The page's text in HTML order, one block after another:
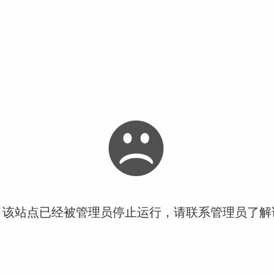
站点已经被管理员停止运行，请联系管理员了